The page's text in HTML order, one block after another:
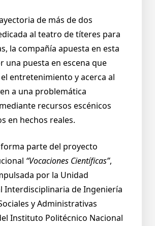
de más de dos
al teatro de títeres para
la compañía apuesta en esta
una puesta en escena que
entretenimiento y acerca al
a una problemática
recursos escénicos
en hechos reales.
parte del proyecto
“Vocaciones Científicas”,
por la Unidad
Interdisciplinaria de Ingeniería
y Administrativas
Instituto Politécnico Nacional